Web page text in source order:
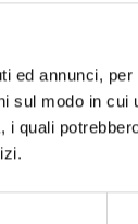
ed annunci,
sul modo in
quali